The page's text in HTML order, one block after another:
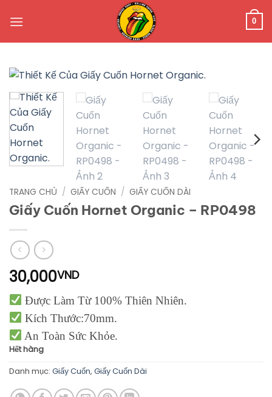
qua
0
TRANG CHỦ / GIẤY CUỐN / GIẤY CUỐN DÀI
Giấy Cuốn Hornet Organic – RP0498
30,000VND
Được Làm Từ 100% Thiên Nhiên.
Kích Thước:70mm.
An Toàn Sức Khỏe.
Hết hàng
Danh mục: Giấy Cuốn, Giấy Cuốn Dài